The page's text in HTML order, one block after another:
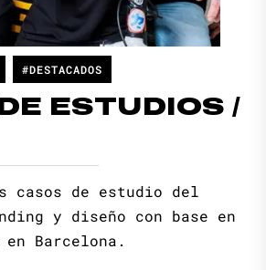
#DESTACADOS
ESTUDIOS /
casos de estudio del
y diseño con base en
en Barcelona.